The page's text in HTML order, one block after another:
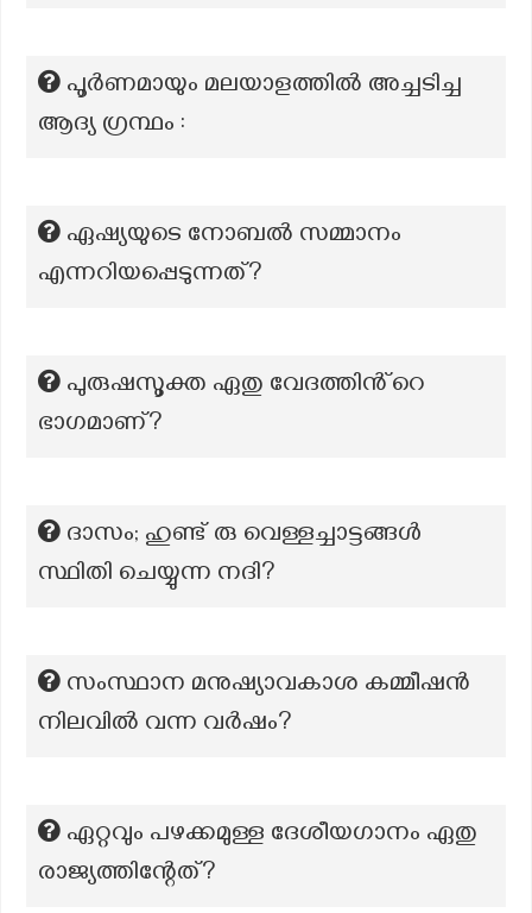
പൂർണമായും മലയാളത്തിൽ അച്ചടിച്ച
ആദ്യ ഗ്രന്ഥം :
ഏഷ്യയുടെ നോബൽ സമ്മാനം
എന്നറിയപ്പെടുന്നത്?
പുരുഷസൂക്ത ഏതു വേദത്തിൻ്റെ
ഭാഗമാണ്?
ദാസം; ഹുണ്ട് രു വെള്ളച്ചാട്ടങ്ങൾ
സ്ഥിതി ചെയ്യുന്ന നദി?
സംസ്ഥാന മനുഷ്യാവകാശ കമ്മീഷൻ
നിലവിൽ വന്ന വർഷം?
ഏറ്റവും പഴക്കമുള്ള ദേശീയഗാനം ഏതു
രാജ്യത്തിന്റേത്?